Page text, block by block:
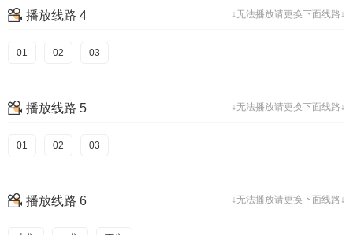
↓无法播放请更换下面线路↓
播放线路 4
01 02 03
↓无法播放请更换下面线路↓
播放线路 5
01 02 03
↓无法播放请更换下面线路↓
播放线路 6